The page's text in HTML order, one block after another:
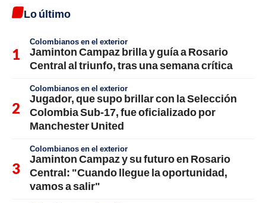
Lo último
Colombianos en el exterior
Jaminton Campaz brilla y guía a Rosario
Central al triunfo, tras una semana crítica
Colombianos en el exterior
Jugador, que supo brillar con la Selección
Colombia Sub-17, fue oficializado por
Manchester United
Colombianos en el exterior
Jaminton Campaz y su futuro en Rosario
Central: "Cuando llegue la oportunidad,
vamos a salir"